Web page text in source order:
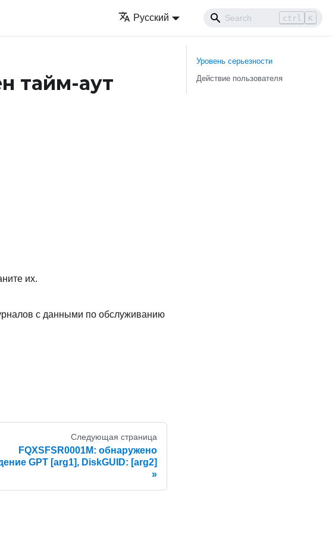
Русский ctrl K
тайм-аут
их.
с данными по обслуживанию
Следующая страница
FQXSFSR0001M: обнаружено
GPT [arg1], DiskGUID: [arg2]
Уровень серьезности
Действие пользователя